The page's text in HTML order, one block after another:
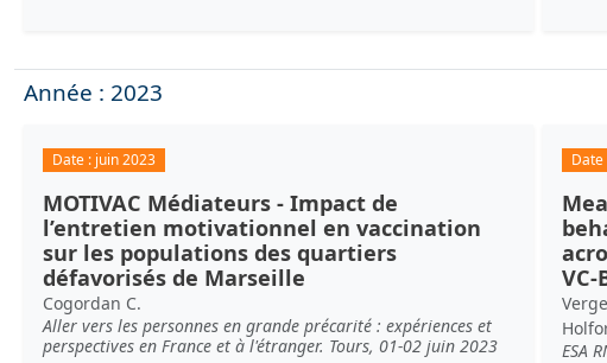
Année : 2023
Date : juin 2023
MOTIVAC Médiateurs - Impact de
l’entretien motivationnel en vaccination
sur les populations des quartiers
défavorisés de Marseille
Cogordan C.
Aller vers les personnes en grande précarité : expériences et
perspectives en France et à l'étranger. Tours, 01-02 juin 2023
Date
VC-
ESA